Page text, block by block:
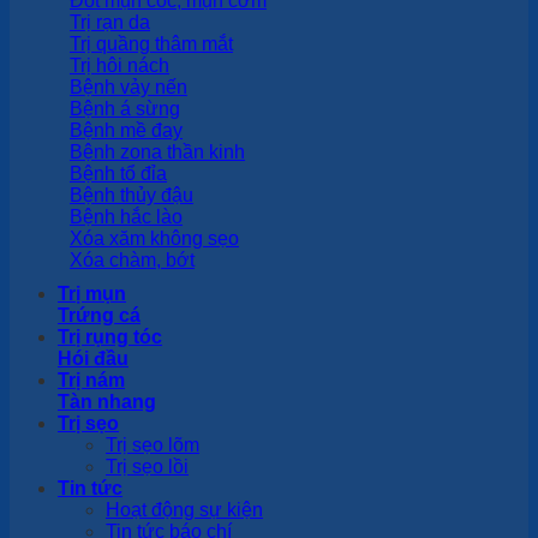
Đốt mụn cóc, mụn cơm
Trị rạn da
Trị quầng thâm mắt
Trị hôi nách
Bệnh vảy nến
Bệnh á sừng
Bệnh mề đay
Bệnh zona thần kinh
Bệnh tổ đỉa
Bệnh thủy đậu
Bệnh hắc lào
Xóa xăm không sẹo
Xóa chàm, bớt
Trị mụn
Trứng cá
Trị rụng tóc
Hói đầu
Trị nám
Tàn nhang
Trị sẹo
Trị sẹo lõm
Trị sẹo lồi
Tin tức